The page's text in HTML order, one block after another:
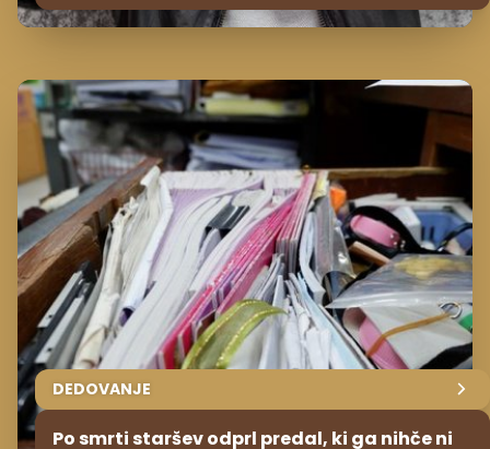
DEDOVANJE
Po smrti staršev odprl predal, ki ga nihče ni